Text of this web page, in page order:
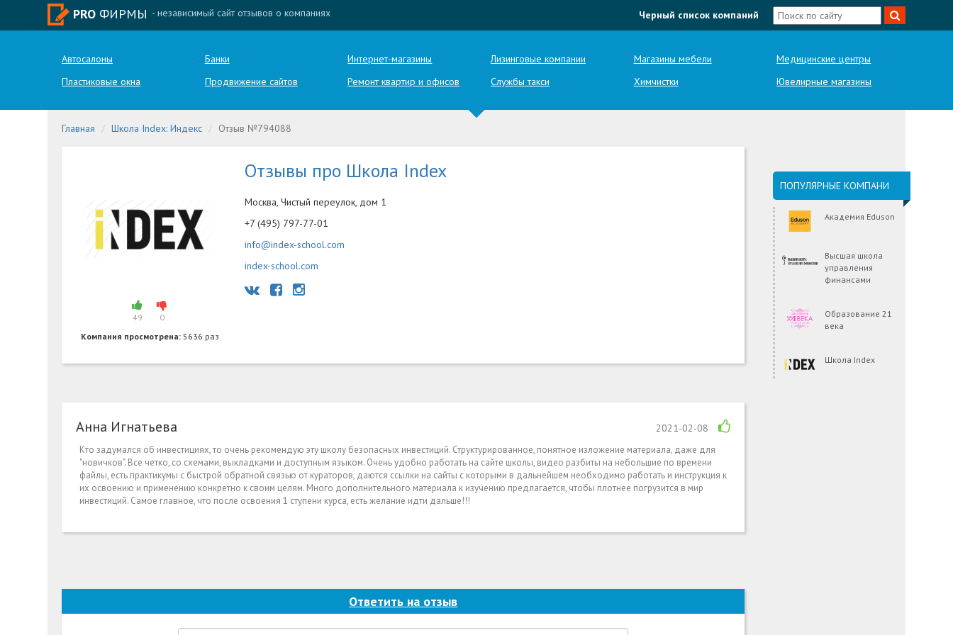
PRO ФИРМЫ - независимый сайт отзывов о компаниях Черный список компаний
Автосалоны Банки Интернет-магазины Лизинговые компании Магазины мебели
Медицинские центры
Пластиковые окна
Продвижение сайтов Ремонт квартир и офисов Службы такси Химчистки Ювелирные магазины
Главная Школа Index: Индекс Отзыв №794088
49
0
Компания просмотрена: 5636 раз
Отзывы про Школа Index
Москва, Чистый переулок, дом 1
+7 (495) 797-77-01
info@index-school.com
index-school.com
Анна Игнатьева 2021-02-08
Кто задумался об инвестициях, то очень рекомендую эту школу безопасных инвестиций. Структурированное, понятное изложение материала, даже для
"новичков". Все четко, со схемами, выкладками и доступным языком. Очень удобно работать на сайте школы, видео разбиты на небольшие по времени
файлы, есть практикумы с быстрой обратной связью от кураторов, даются ссылки на сайты с которыми в дальнейшем необходимо работать и инструкция к
их освоению и применению конкретно к своим целям. Много дополнительного материала к изучению предлагается, чтобы плотнее погрузится в мир
инвестиций. Самое главное, что после освоения 1 ступени курса, есть желание идти дальше!!!
Ответить на отзыв
ПОПУЛЯРНЫЕ КОМПАНИ
Академия Eduson
Высшая школа
управления
финансами
Образование 21
века
Школа Index